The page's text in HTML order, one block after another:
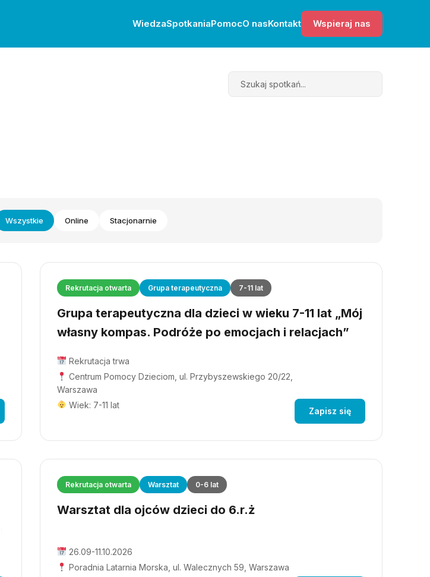
WiedzaSpotkaniaPomocO nasKontakt Wspieraj nas
Search
Wszystkie Online Stacjonarnie
Rekrutacja otwarta Grupa terapeutyczna 7-11 lat
Grupa terapeutyczna dla dzieci w wieku 7-11 lat „Mój
własny kompas. Podróże po emocjach i relacjach”
Rekrutacja trwa
Centrum Pomocy Dzieciom, ul. Przybyszewskiego 20/22,
Warszawa
Wiek: 7-11 lat
Zapisz się
Rekrutacja otwarta Warsztat 0-6 lat
Warsztat dla ojców dzieci do 6.r.ż
26.09-11.10.2026
Poradnia Latarnia Morska, ul. Walecznych 59, Warszawa